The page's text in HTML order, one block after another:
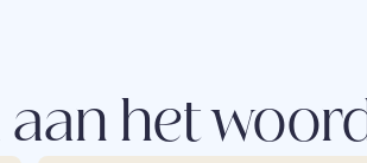
aan het